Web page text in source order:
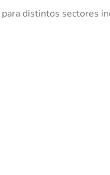
para distintos sectores